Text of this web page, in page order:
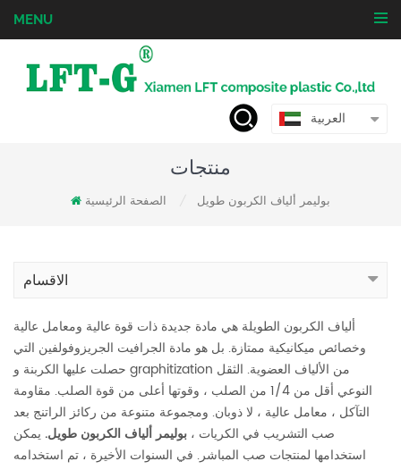
MENU
العربية
منتجات
الصفحة الرئيسية بوليمر ألياف الكربون طويل
الاقسام
ألياف الكربون الطويلة هي مادة جديدة ذات قوة عالية ومعامل عالية
وخصائص ميكانيكية ممتازة. بل هو مادة الجرافيت الجريزوفولفين التي
حصلت عليها الكربنة و graphitization من الألياف العضوية. الثقل
النوعي أقل من 1/4 من الصلب ، وقوتها أعلى من قوة الصلب. مقاومة
التآكل ، معامل عالية ، لا ذوبان. ومجموعة متنوعة من ركائز الراتنج بعد
صب التشريب في الكريات ، بوليمر ألياف الكربون طويل. يمكن
استخدامها لمنتجات صب المباشر. في السنوات الأخيرة ، تم استخدامه